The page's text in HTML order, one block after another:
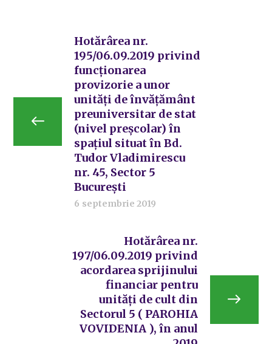
Hotărârea nr.
195/06.09.2019 privind
funcționarea
provizorie a unor
unități de învățământ
preuniversitar de stat
(nivel preșcolar) în
spațiul situat în Bd.
Tudor Vladimirescu
nr. 45, Sector 5
București
6 septembrie 2019
Hotărârea nr.
197/06.09.2019 privind
acordarea sprijinului
financiar pentru
unități de cult din
Sectorul 5 ( PAROHIA
VOVIDENIA ), în anul